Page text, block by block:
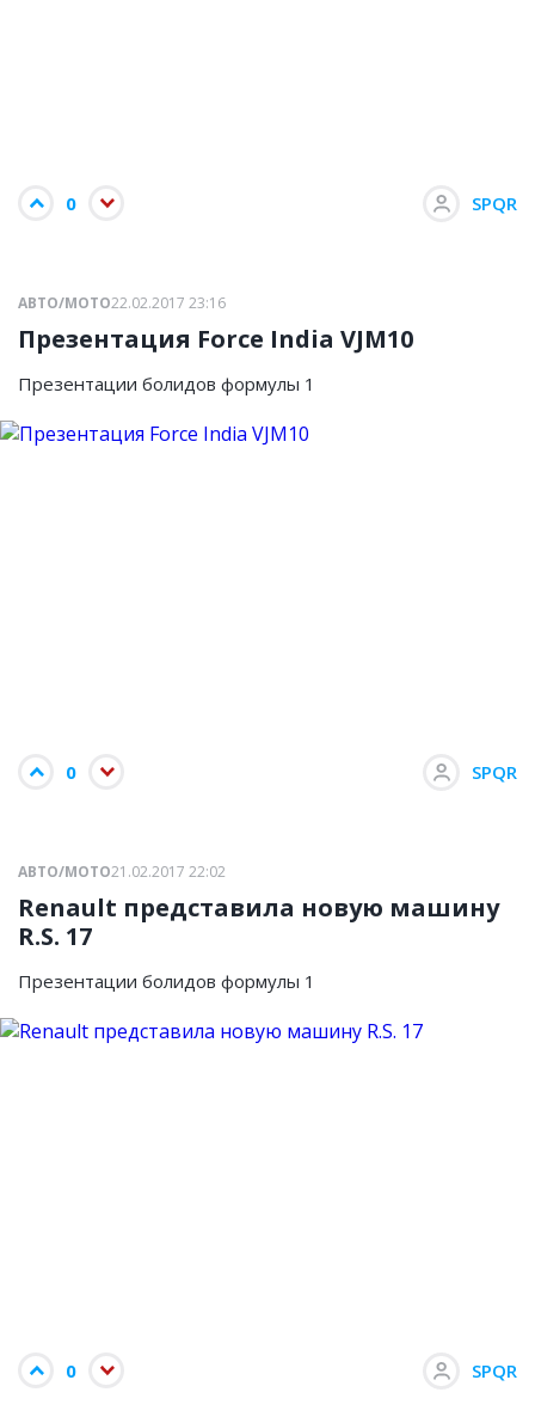
0 SPQR
АВТО/МОТО22.02.2017 23:16
Презентация Force India VJM10
Презентации болидов формулы 1
0 SPQR
АВТО/МОТО21.02.2017 22:02
Renault представила новую машину
R.S. 17
Презентации болидов формулы 1
0 SPQR